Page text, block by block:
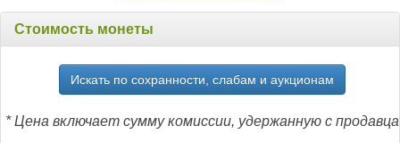
Стоимость монеты
Искать по сохранности, слабам и аукционам
* Цена включает сумму комиссии, удержанную с продавца